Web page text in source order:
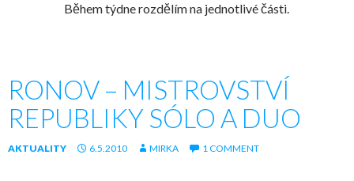
Během týdnerozdělím na jednotlivé části.
RONOV – MISTROVSTVÍ
REPUBLIKY SÓLO A DUO
AKTUALITY 6.5.2010 MIRKA 1 COMMENT